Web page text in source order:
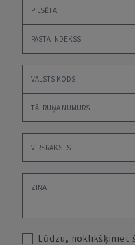
Lūdzu, noklikšķiniet